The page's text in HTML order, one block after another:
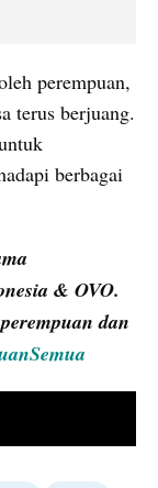
perempuan,
terus berjuang.
berbagai
& OVO.
dan